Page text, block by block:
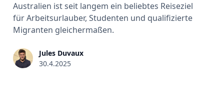
Australien ist seit langem ein beliebtes Reiseziel
für Arbeitsurlauber, Studenten und qualifizierte
Migranten gleichermaßen.
Jules Duvaux
30.4.2025